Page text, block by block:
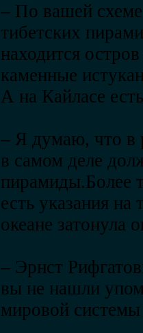
– По вашей
тибетских
находится
каменные
А на Кайласе
– Я думаю, что в
в самом деле
пирамиды.Более
есть указания
океане затонула
– Эрнст
вы не нашли
мировой